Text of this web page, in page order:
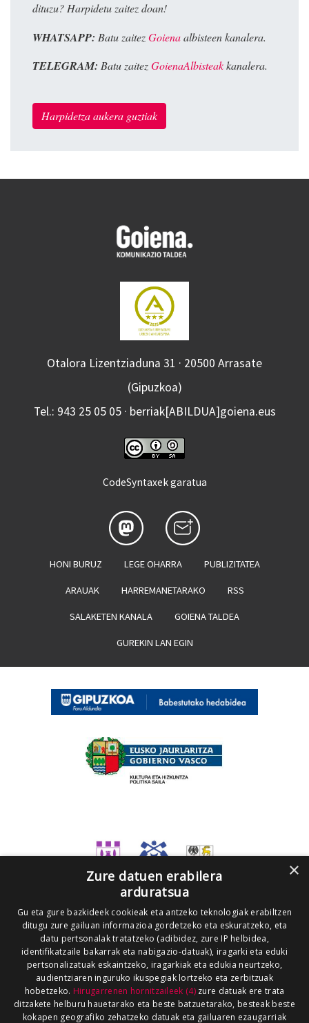
dituzu? Harpidetu zaitez doan!
WHATSAPP: Batu zaitezGoienaalbisteen kanalera.
TELEGRAM: Batu zaitezGoienaAlbisteakkanalera.
Harpidetza aukera guztiak
Otalora Lizentziaduna 31 · 20500 Arrasate
(Gipuzkoa)
Tel.: 943 25 05 05 · berriak[ABILDUA]goiena.eus
CodeSyntaxek garatua
HONI BURUZ LEGE OHARRA PUBLIZITATEA
ARAUAK HARREMANETARAKO RSS
SALAKETEN KANALA GOIENA TALDEA
GUREKIN LAN EGIN
×
Zure datuen erabilera
arduratsua
Gu eta gure bazkideek cookieak eta antzeko teknologiak erabiltzen
ditugu zure gailuan informazioa gordetzeko eta eskuratzeko, eta
datu pertsonalak tratatzeko (adibidez, zure IP helbidea,
identifikatzaile bakarrak eta nabigazio-datuak), iragarki eta eduki
pertsonalizatuak eskaintzeko, iragarkiak eta edukia neurtzeko,
audientziaren inguruko ikuspegiak lortzeko eta zerbitzuak
hobetzeko. Hirugarrenen hornitzaileek (4)zure datuak ere trata
ditzakete helburu hauetarako eta beste batzuetarako, besteak beste
kokapen geografiko zehatzeko datuak eta gailuaren ezaugarriak